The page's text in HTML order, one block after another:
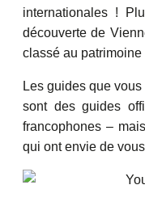
internationales !
découverte de
classé au
Les guides que
sont des guides
francophones –
qui ont envie de